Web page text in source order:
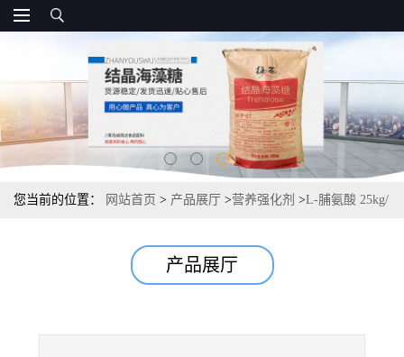
您当前的位置： 网站首页 > 产品展厅 >营养强化剂 >L-脯氨酸 25kg/
产品展厅